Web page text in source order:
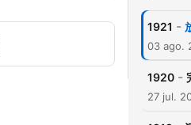
1921 -
03 ago.
1920 -
27 jul.